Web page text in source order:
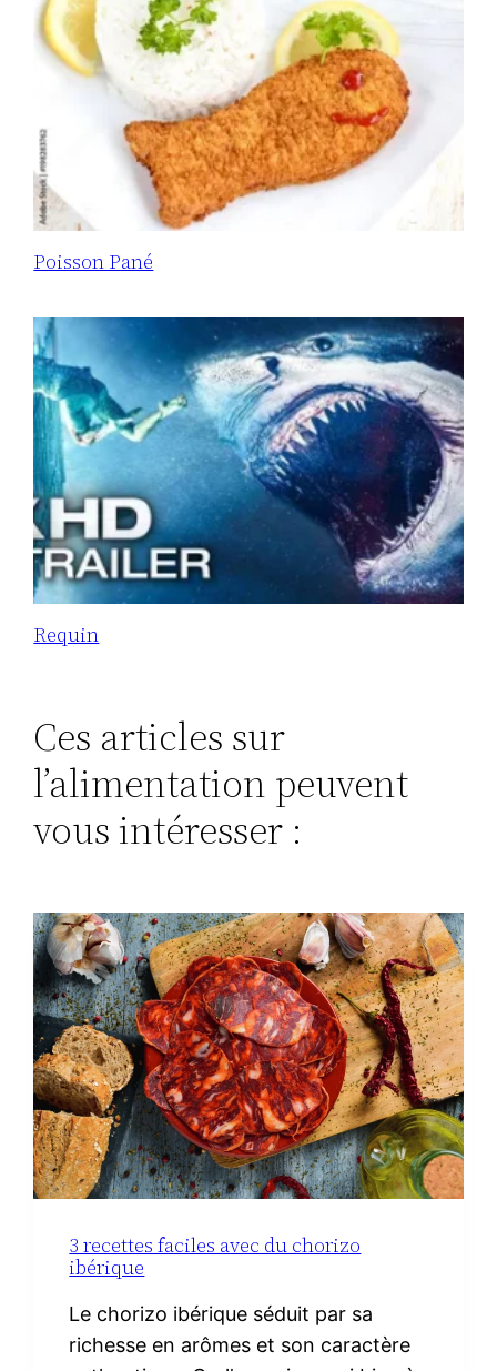
Poisson Pané
Requin
Ces articles sur
l’alimentation peuvent
vous intéresser :
3 recettes faciles avec du chorizo
ibérique
Le chorizo ibérique séduit par sa
richesse en arômes et son caractère